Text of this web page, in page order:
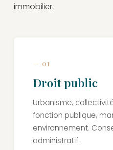
immobilier.
— 01
Droit public
Urbanisme,
fonction publique,
environnement.
administratif.